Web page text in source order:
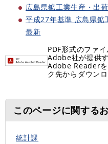
広島県鉱工業生産・出
平成27年基準 広島県
最新
PDF形式のファ
Adobe社が提供
Adobe Readerを
ク先からダウン
このページに関する
統計課